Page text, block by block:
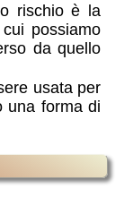
rischio è la
possiamo
da quello
usata per
una forma di